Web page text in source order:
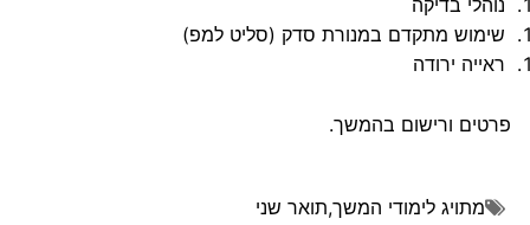
שימוש מתקדם במנורת סדק (סליט למפ)
ראייה ירודה
פרטים ורישום בהמשך.
מתויג לימודי המשך,תואר שני